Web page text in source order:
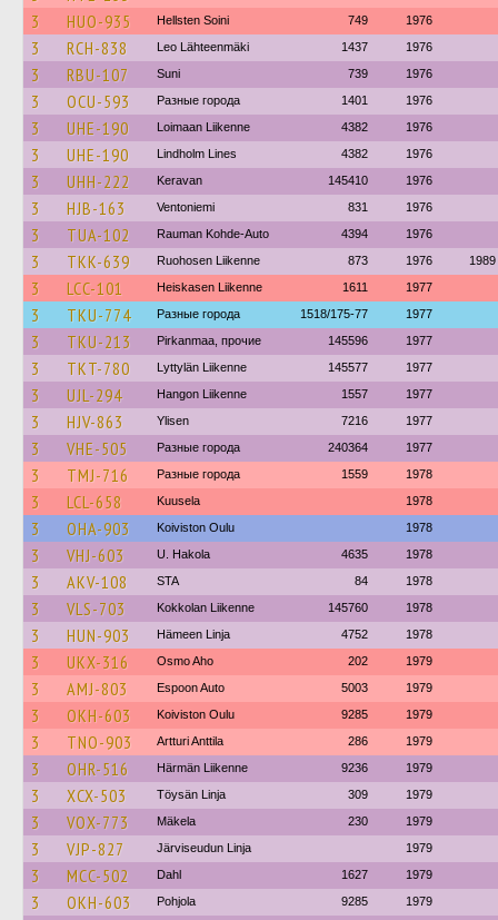
3
HUO-935 Hellsten Soini 749 1976
3 RCH-838 Leo Lähteenmäki 1437 1976
3 RBU-107 Suni 739 1976
3 OCU-593 Разные города 1401 1976
3 UHE-190 Loimaan Liikenne 4382 1976
3 UHE-190 Lindholm Lines 4382 1976
3 UHH-222 Keravan 145410 1976
3 HJB-163 Ventoniemi 831 1976
3 TUA-102 Rauman Kohde-Auto 4394 1976
3 TKK-639 Ruohosen Liikenne 873 1976 1989
3 LCC-101 Heiskasen Liikenne 1611 1977
3 TKU-774 Разные города 1518/175-77 1977
3 TKU-213 Pirkanmaa, прочие 145596 1977
3 TKT-780 Lyttylän Liikenne 145577 1977
3 UJL-294 Hangon Liikenne 1557 1977
3 HJV-863 Ylisen 7216 1977
3 VHE-505 Разные города 240364 1977
3 TMJ-716 Разные города 1559 1978
3 LCL-658 Kuusela 1978
3 OHA-903 Koiviston Oulu 1978
3 VHJ-603 U. Hakola 4635 1978
3 AKV-108 STA 84 1978
3 VLS-703 Kokkolan Liikenne 145760 1978
3 HUN-903 Hämeen Linja 4752 1978
3 UKX-316 Osmo Aho 202 1979
3 AMJ-803 Espoon Auto 5003 1979
3 OKH-603 Koiviston Oulu 9285 1979
3 TNO-903 Artturi Anttila 286 1979
3 OHR-516 Härmän Liikenne 9236 1979
3 XCX-503 Töysän Linja 309 1979
3 VOX-773 Mäkela 230 1979
3 VJP-827 Järviseudun Linja 1979
3 MCC-502 Dahl 1627 1979
3 OKH-603 Pohjola 9285 1979